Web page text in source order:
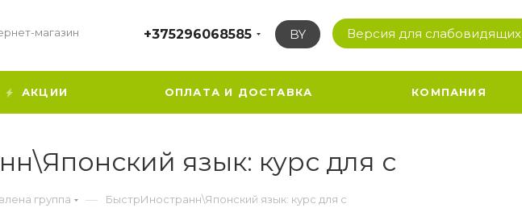
магазин +375296068585 BY Версия для слабовидящих
АКЦИИ ОПЛАТА И ДОСТАВКА КОМПАНИЯ
язык: курс для с
группа — БыстрИностранн\Японский язык: курс для с